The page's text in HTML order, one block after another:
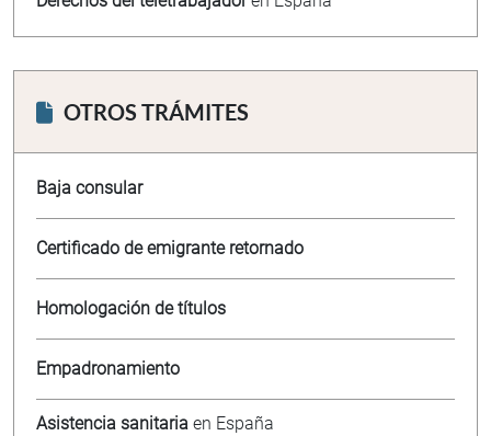
OTROS TRÁMITES
Baja consular
Certificado de emigrante retornado
Homologación de títulos
Empadronamiento
Asistencia sanitaria en España